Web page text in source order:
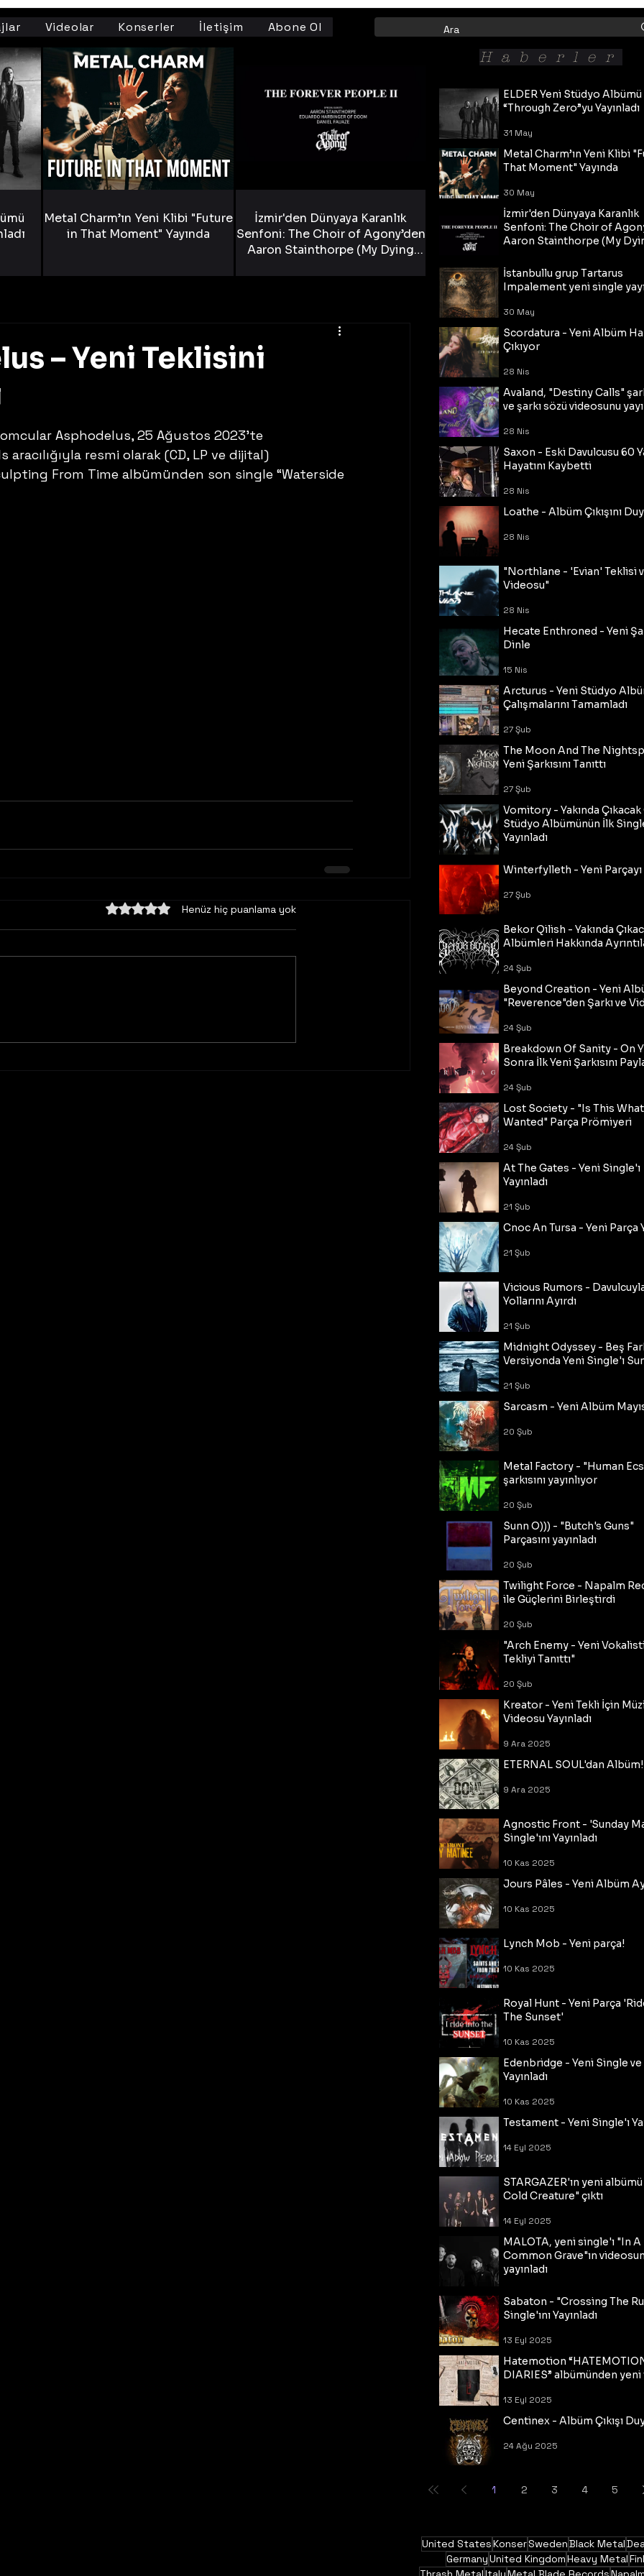
Videolar Konserler İletişim Abone Ol
– Yeni Teklisini
Asphodelus, 25 Ağustos 2023’te
aracılığıyla resmi olarak (CD, LP ve dijital)
From Time albümünden son single “Waterside
5 üzerinden 0 yıldızHenüz hiç puanlama yok
Metal Charm’ın Yeni Klibi "Future
in That Moment" Yayında
İzmir'den Dünyaya Karanlık
Senfoni: The Choir of Agony’den
Aaron Stainthorpe (My Dying
ELDER Yeni Stüdyo Albümü
“Through Zero”yu Yayınladı
31 May
Metal Charm’ın Yeni Klibi
That Moment" Yayında
30 May
İzmir'den Dünyaya Karanlık
Senfoni: The Choir of
Aaron Stainthorpe (My
Tekli!
30 May
İstanbullu grup Tartarus
Impalement yeni single
30 May
Scordatura - Yeni Albüm
Çıkıyor
28 Nis
Avaland, "Destiny Calls"
ve şarkı sözü videosunu
28 Nis
Saxon - Eski Davulcusu 60
Hayatını Kaybetti
28 Nis
Loathe - Albüm Çıkışını
28 Nis
"Northlane - 'Evian' Teklisi
Videosu"
28 Nis
Hecate Enthroned - Yeni
Dinle
15 Nis
Arcturus - Yeni Stüdyo
Çalışmalarını Tamamladı
27 Şub
The Moon And The
Yeni Şarkısını Tanıttı
27 Şub
Vomitory - Yakında
Stüdyo Albümünün İlk
Yayınladı
Winterfylleth - Yeni Parçayı
27 Şub
Bekor Qilish - Yakında
Albümleri Hakkında
24 Şub
Beyond Creation - Yeni
"Reverence"den Şarkı ve
24 Şub
Breakdown Of Sanity - On
Sonra İlk Yeni Şarkısını
24 Şub
Lost Society - "Is This
Wanted" Parça Prömiyeri
24 Şub
At The Gates - Yeni Single'ı
Yayınladı
21 Şub
Cnoc An Tursa - Yeni Parça
21 Şub
Vicious Rumors -
Yollarını Ayırdı
21 Şub
Midnight Odyssey - Beş
Versiyonda Yeni Single'ı
21 Şub
Sarcasm - Yeni Albüm
20 Şub
Metal Factory - "Human
şarkısını yayınlıyor
20 Şub
Sunn O))) - "Butch's Guns"
Parçasını yayınladı
20 Şub
Twilight Force - Napalm
ile Güçlerini Birleştirdi
20 Şub
"Arch Enemy - Yeni
Tekliyi Tanıttı"
20 Şub
Kreator - Yeni Tekli İçin
Videosu Yayınladı
9 Ara 2025
ETERNAL SOUL'dan Albüm!
9 Ara 2025
Agnostic Front - 'Sunday
Single'ını Yayınladı
10 Kas 2025
Jours Pâles - Yeni Albüm
10 Kas 2025
Lynch Mob - Yeni parça!
10 Kas 2025
Royal Hunt - Yeni Parça
The Sunset'
10 Kas 2025
Edenbridge - Yeni Single
Yayınladı
10 Kas 2025
Testament - Yeni Single'ı
14 Eyl 2025
STARGAZER'ın yeni
Cold Creature" çıktı
14 Eyl 2025
MALOTA, yeni single'ı "In A
Common Grave"ın
yayınladı
Sabaton - "Crossing The
Single'ını Yayınladı
13 Eyl 2025
Hatemotion
DIARIES” albümünden
13 Eyl 2025
Centinex - Albüm Çıkışı
24 Ağu 2025
1 2 3 4 5
United StatesKonserSwedenBlack Metal
GermanyUnited KingdomHeavy Metal
Haberler